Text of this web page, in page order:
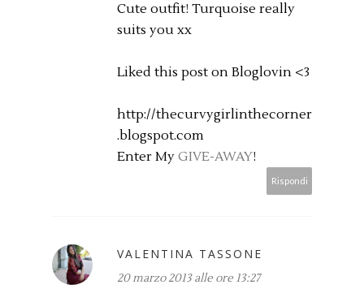
Cute outfit! Turquoise really
suits you xx
Liked this post on Bloglovin <3
http://thecurvygirlinthecorner
.blogspot.com
Enter My GIVE-AWAY!
Rispondi
VALENTINA TASSONE
20 marzo 2013 alle ore 13:27